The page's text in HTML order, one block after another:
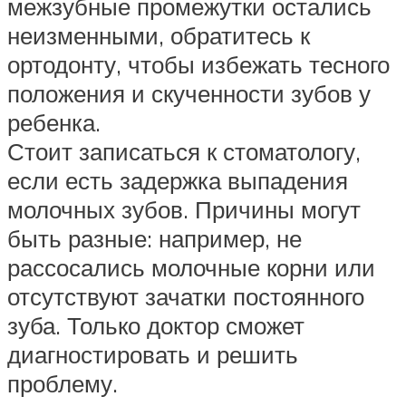
межзубные промежутки остались
неизменными, обратитесь к
ортодонту, чтобы избежать тесного
положения и скученности зубов у
ребенка.
Стоит записаться к стоматологу,
если есть задержка выпадения
молочных зубов. Причины могут
быть разные: например, не
рассосались молочные корни или
отсутствуют зачатки постоянного
зуба. Только доктор сможет
диагностировать и решить
проблему.